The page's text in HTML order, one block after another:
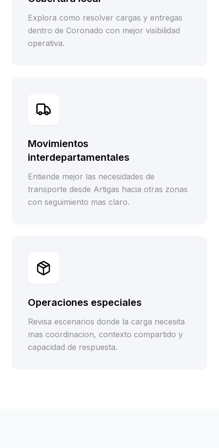
Explora como resolver cargas y entregas
dentro de Coronado con mejor visibilidad
operativa.
Movimientos
interdepartamentales
Entiende mejor las necesidades de
transporte desde Artigas hacia otras zonas
con seguimiento mas claro.
Operaciones especiales
Revisa escenarios donde la carga necesita
mas coordinacion, contexto compartido y
capacidad de respuesta.